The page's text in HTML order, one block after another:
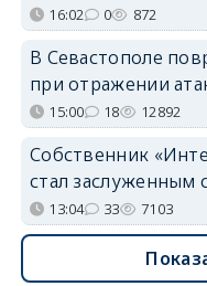
16:02 0 872
В Севастополе
при отражении
15:00 18 12892
Собственник
стал заслуженным
13:04 33 7103